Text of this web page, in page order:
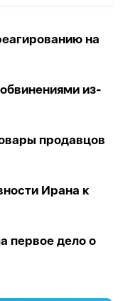
на
из-
продавцов
Ирана к
первое дело о